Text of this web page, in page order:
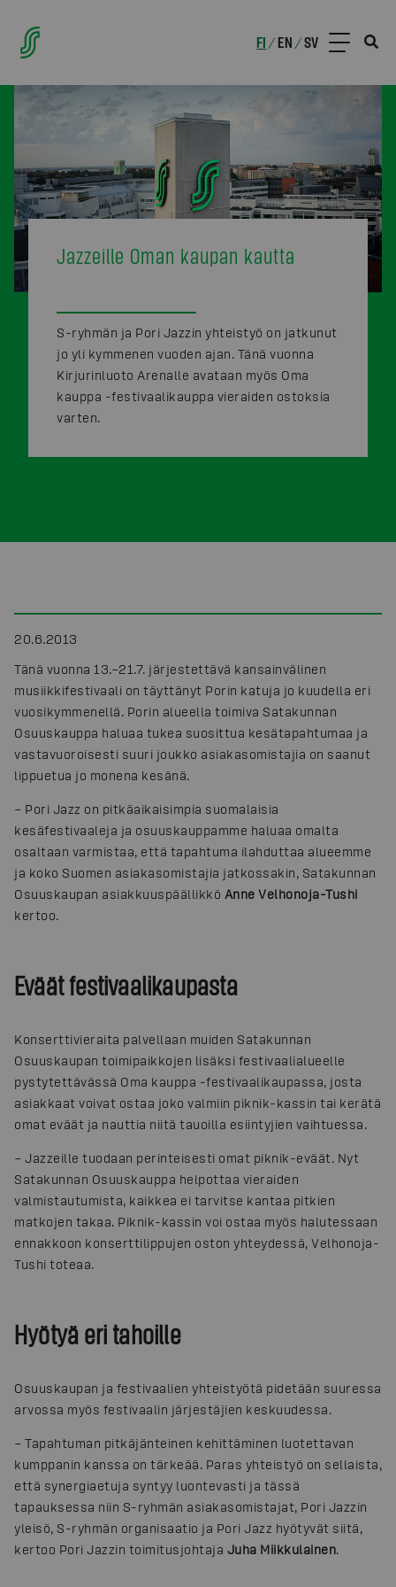
FI /EN /SV
Jazzeille Oman kaupan kautta
S-ryhmän ja Pori Jazzin yhteistyö on jatkunut
jo yli kymmenen vuoden ajan. Tänä vuonna
Kirjurinluoto Arenalle avataan myös Oma
kauppa -festivaalikauppa vieraiden ostoksia
varten.
20.6.2013
Tänä vuonna 13.–21.7. järjestettävä kansainvälinen
musiikkifestivaali on täyttänyt Porin katuja jo kuudella eri
vuosikymmenellä. Porin alueella toimiva Satakunnan
Osuuskauppa haluaa tukea suosittua kesätapahtumaa ja
vastavuoroisesti suuri joukko asiakasomistajia on saanut
lippuetua jo monena kesänä.
– Pori Jazz on pitkäaikaisimpia suomalaisia
kesäfestivaaleja ja osuuskauppamme haluaa omalta
osaltaan varmistaa, että tapahtuma ilahduttaa alueemme
ja koko Suomen asiakasomistajia jatkossakin, Satakunnan
Osuuskaupan asiakkuuspäällikkö Anne Velhonoja-Tushi
kertoo.
Eväät festivaalikaupasta
Konserttivieraita palvellaan muiden Satakunnan
Osuuskaupan toimipaikkojen lisäksi festivaalialueelle
pystytettävässä Oma kauppa -festivaalikaupassa, josta
asiakkaat voivat ostaa joko valmiin piknik-kassin tai kerätä
omat eväät ja nauttia niitä tauoilla esiintyjien vaihtuessa.
– Jazzeille tuodaan perinteisesti omat piknik-eväät. Nyt
Satakunnan Osuuskauppa helpottaa vieraiden
valmistautumista, kaikkea ei tarvitse kantaa pitkien
matkojen takaa. Piknik-kassin voi ostaa myös halutessaan
ennakkoon konserttilippujen oston yhteydessä, Velhonoja-
Tushi toteaa.
Hyötyä eri tahoille
Osuuskaupan ja festivaalien yhteistyötä pidetään suuressa
arvossa myös festivaalin järjestäjien keskuudessa.
– Tapahtuman pitkäjänteinen kehittäminen luotettavan
kumppanin kanssa on tärkeää. Paras yhteistyö on sellaista,
että synergiaetuja syntyy luontevasti ja tässä
tapauksessa niin S-ryhmän asiakasomistajat, Pori Jazzin
yleisö, S-ryhmän organisaatio ja Pori Jazz hyötyvät siitä,
kertoo Pori Jazzin toimitusjohtaja Juha Miikkulainen.